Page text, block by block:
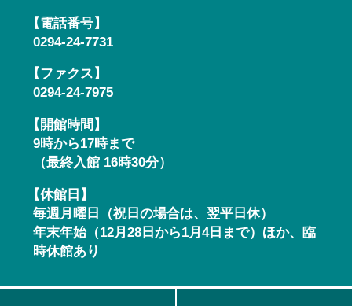
【電話番号】
0294-24-7731
【ファクス】
0294-24-7975
【開館時間】
9時から17時まで
（最終入館 16時30分）
【休館日】
毎週月曜日（祝日の場合は、翌平日休）
年末年始（12月28日から1月4日まで）ほか、臨
時休館あり